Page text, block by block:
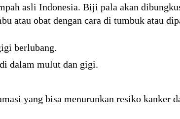
asli Indonesia. Biji pala akan
atau obat dengan cara di tumbuk atau
berlubang.
dalam mulut dan gigi.
yang bisa menurunkan resiko kanker